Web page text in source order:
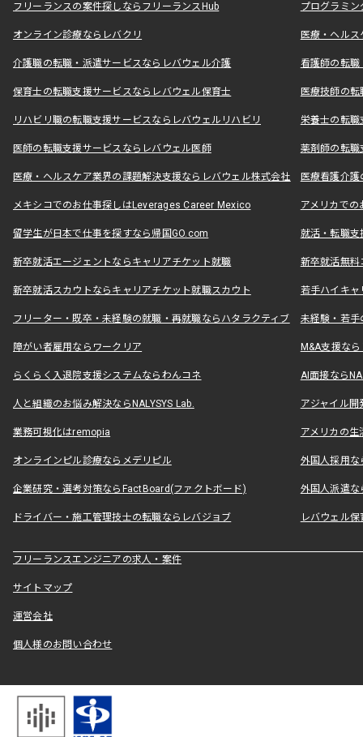
フリーランスの案件探しならフリーランスHub プログラミ
オンライン診療ならレバクリ 医療・ヘル
介護職の転職・派遣サービスならレバウェル介護 看護師の転
保育士の転職支援サービスならレバウェル保育士 医療技師の
リハビリ職の転職支援サービスならレバウェルリハビリ 栄養士の転
医師の転職支援サービスならレバウェル医師 薬剤師の転
医療・ヘルスケア業界の課題解決支援ならレバウェル株式会社 医療看護介
メキシコでのお仕事探しはLeverages Career Mexico アメリカで
留学生が日本で仕事を探すなら帰国GO.com 就活・転職
新卒就活エージェントならキャリアチケット就職 新卒就活無料
新卒就活スカウトならキャリアチケット就職スカウト 若手ハイキ
フリーター・既卒・未経験の就職・再就職ならハタラクティブ 未経験・若手
障がい者雇用ならワークリア M&A支援な
らくらく入退院支援システムならわんコネ AI面接なら
人と組織のお悩み解決ならNALYSYS Lab. アジャイル
業務可視化はremopia アメリカの
オンラインピル診療ならメデリピル 外国人採用
企業研究・選考対策ならFactBoard(ファクトボード) 外国人派遣な
ドライバー・施工管理技士の転職ならレバジョブ レバウェル
フリーランスエンジニアの求人・案件
サイトマップ
運営会社
個人様のお問い合わせ